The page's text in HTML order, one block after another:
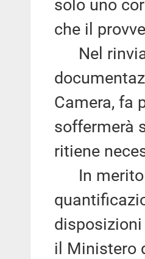
solo uno
che il
Nel
Camera, fa
soffermerà
ritiene
In merito
il Ministero